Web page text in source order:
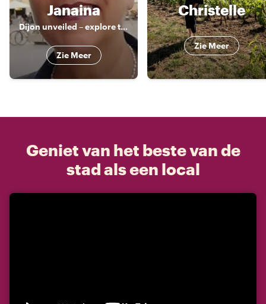
Janaina
Dijon unveiled – explore the city with a passionate guide
Zie Meer
Christelle
Zie Meer
Geniet van het beste van de
stad als een local